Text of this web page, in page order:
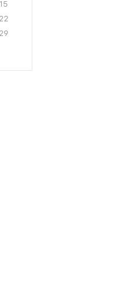
15
22
29